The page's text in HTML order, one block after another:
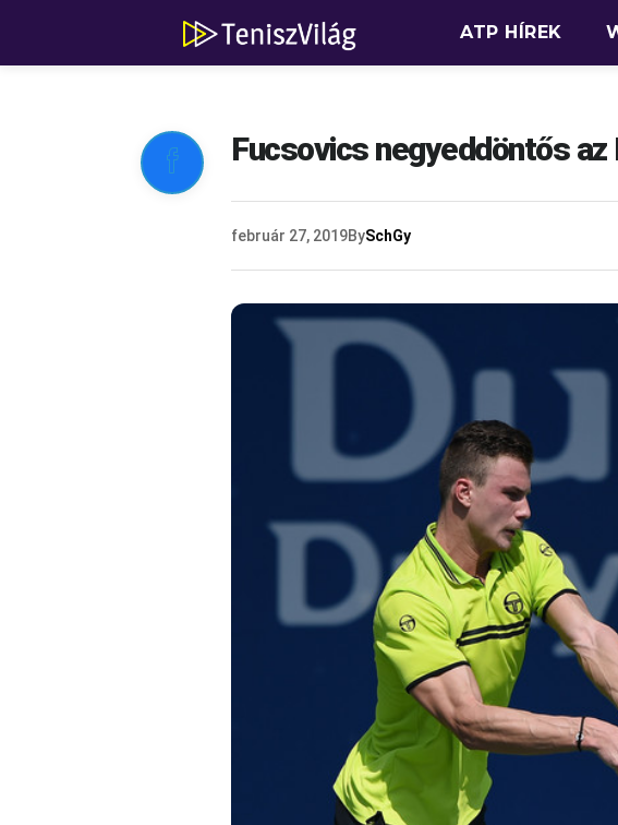
ATP HÍREK
 Fucsovics negyeddöntős
február 27, 2019BySchGy